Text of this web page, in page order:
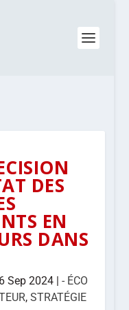
DES
EN
DANS
Sep 2024 |- ÉCO
,STRATÉGIE